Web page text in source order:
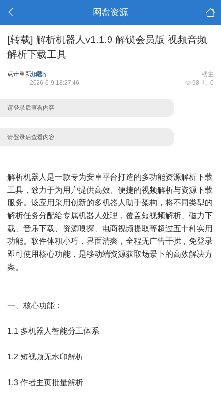
网盘资源
[转载] 解析机器人v1.1.9 解锁会员版 视频音频
解析下载工具
点击重新加载 楼主
afxzh
98 0
2026-6-9 18:27:46
请登录后查看内容
请登录后查看内容
解析机器人是一款专为安卓平台打造的多功能资源解析下载
工具，致力于为用户提供高效、便捷的视频解析与资源下载
服务。该应用采用创新的多机器人助手架构，将不同类型的
解析任务分配给专属机器人处理，覆盖短视频解析、磁力下
载、音乐下载、资源嗅探、电商视频提取等超过五十种实用
功能。软件体积小巧，界面清爽，全程无广告干扰，免登录
即可使用核心功能，是移动端资源获取场景下的高效解决方
案。
一、核心功能：
1.1 多机器人智能分工体系
1.2 短视频无水印解析
1.3 作者主页批量解析